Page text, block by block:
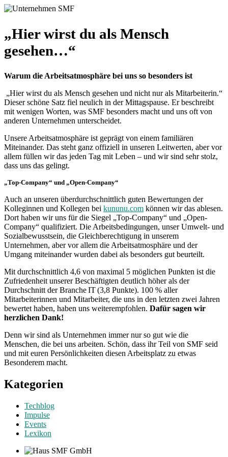
„Hier wirst du als Mensch
gesehen…“
Warum die Arbeitsatmosphäre bei uns so besonders ist
„Hier wirst du als Mensch gesehen und nicht nur als Mitarbeiterin.“
Dieser schöne Satz fiel neulich in der Mittagspause. Er beschreibt
mit wenigen Worten, was SMF besonders macht und uns oft von
anderen Unternehmen unterscheidet.
Unsere Arbeitsatmosphäre ist geprägt von einem familiären
Miteinander. Das steht ganz offiziell in unseren Leitwerten, aber vor
allem füllen wir das jeden Tag mit Leben – und wir sind sehr stolz,
dass uns das gelingt.
„Top-Company“ und „Open-Company“
Auch an unseren überdurchschnittlich guten Bewertungen der
Kolleginnen und Kollegen bei kununu.com können wir das ablesen.
Dort haben wir uns für die Siegel „Top-Company“ und „Open-
Company“ qualifiziert. Die Arbeitsbedingungen, unser Umwelt- und
Sozialbewusstsein, die Gleichberechtigung in unserem
Unternehmen, aber vor allem die Arbeitsatmosphäre und der
Umgang miteinander wurden dabei als besonders gut beurteilt.
Mit durchschnittlich 4,6 von maximal 5 möglichen Punkten ist die
Zufriedenheit unserer Beschäftigten deutlich höher als der
Durchschnitt der Branche IT (3,8 Punkte). 100 % aller
Mitarbeiterinnen und Mitarbeiter, die uns in den letzten zwei Jahren
bewertet haben, haben uns weiterempfohlen. Dafür sagen wir
herzlichen Dank!
Denn wir sind als Unternehmen immer nur so gut wie die
Menschen, die bei uns arbeiten. Schön, dass ihr Teil von SMF seid
und mit euren Persönlichkeiten diesen Arbeitsplatz zu etwas
Besonderem macht.
Kategorien
Techblog
Impulse
Events
Lexikon
SMF GmbH